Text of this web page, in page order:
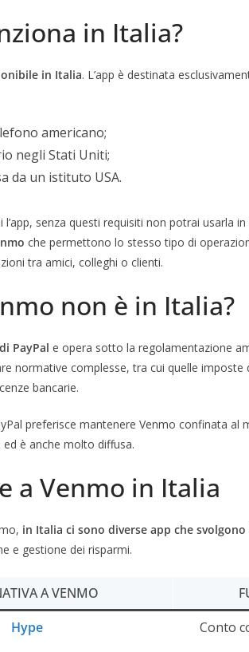
in Italia?
in Italia. L’app è destinata
americano;
negli Stati Uniti;
da un istituto USA.
l’app, senza questi requisiti non potrai usarla in
che permettono lo stesso tipo di
tra amici, colleghi o clienti.
non è in Italia?
PayPal e opera sotto la regolamentazione
normative complesse, tra cui quelle imposte
bancarie.
preferisce mantenere Venmo confinata al
è anche molto diffusa.
a Venmo in Italia
in Italia ci sono diverse app che
e gestione dei risparmi.
A VENMO
Hype
Conto